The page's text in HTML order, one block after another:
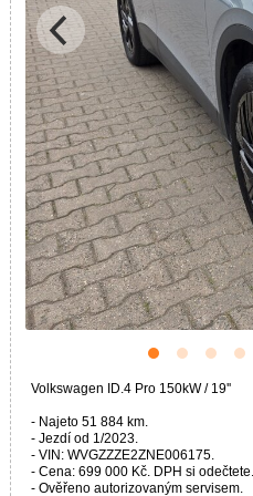
Volkswagen ID.4 Pro 150kW / 19''
- Najeto 51 884 km.
- Jezdí od 1/2023.
- VIN: WVGZZZE2ZNE006175.
- Cena: 699 000 Kč. DPH si odečtete.
- Ověřeno autorizovaným servisem.